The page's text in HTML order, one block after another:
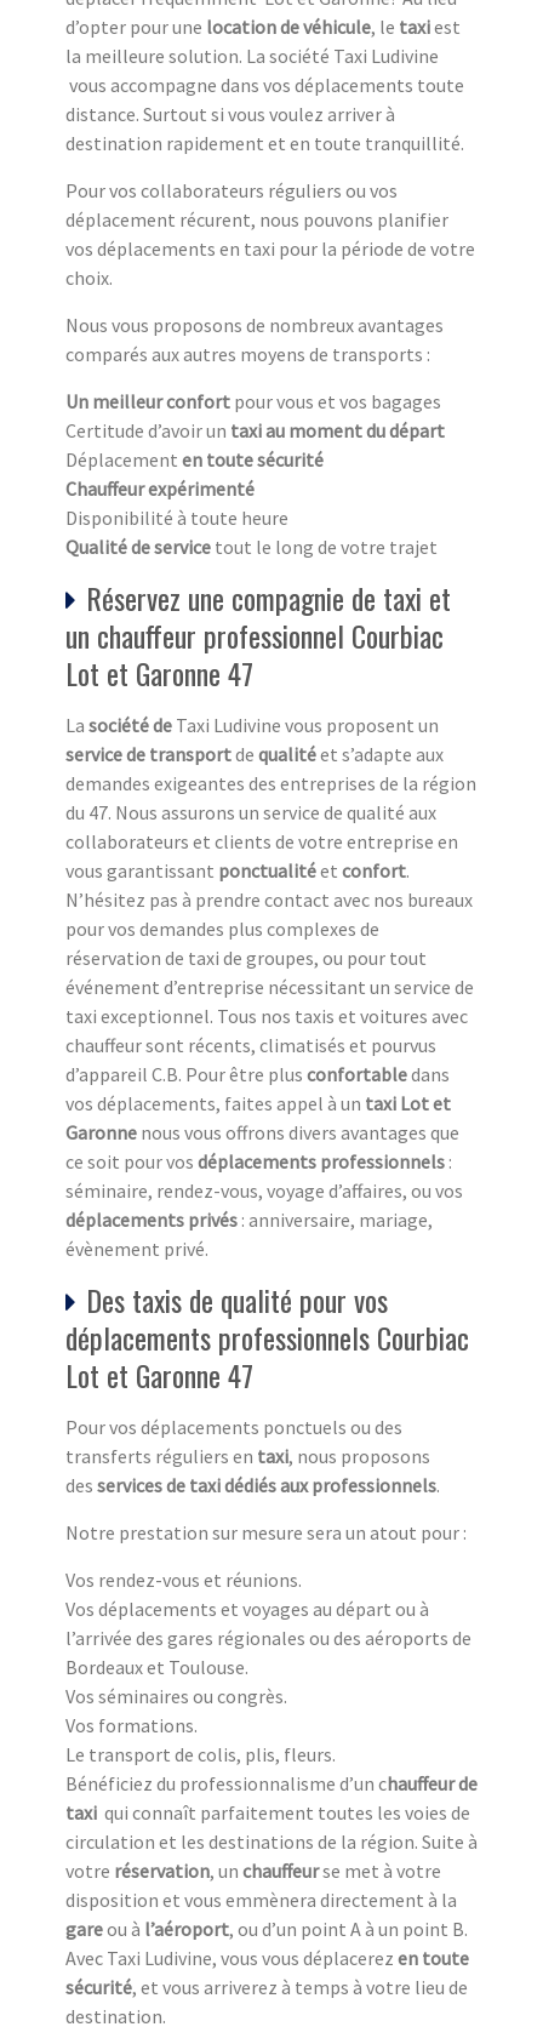
d’opter pour une location de véhicule, le taxiest
la meilleure solution. La société Taxi Ludivine
vous accompagne dans vos déplacements toute
distance. Surtout si vous voulez arriver à
destination rapidement et en toute tranquillité.
Pour vos collaborateurs réguliers ou vos
déplacement récurent, nous pouvons planifier
vos déplacements en taxi pour la période de votre
choix.
Nous vous proposons de nombreux avantages
comparés aux autres moyens de transports :
Un meilleur confort pour vous et vos bagages
Certitude d’avoir un taxi au moment du départ
Déplacement en toute sécurité
Chauffeur expérimenté
Disponibilité à toute heure
Qualité de service tout le long de votre trajet
Réservez une compagnie de taxi et
un chauffeur professionnel Courbiac
Lot et Garonne 47
La société de Taxi Ludivine vous proposent un
service de transportde qualitéet s’adapte aux
demandes exigeantes des entreprises de la région
du 47. Nous assurons un service de qualité aux
collaborateurs et clients de votre entreprise en
vous garantissant ponctualitéet confort.
N’hésitez pas à prendre contact avec nos bureaux
pour vos demandes plus complexes de
réservation de taxi de groupes, ou pour tout
événement d’entreprise nécessitant un service de
taxi exceptionnel. Tous nos taxis et voitures avec
chauffeur sont récents, climatisés et pourvus
d’appareil C.B. Pour être plus confortabledans
vos déplacements, faites appel à un taxi Lot et
Garonne nous vous offrons divers avantages que
ce soit pour vos déplacements professionnels :
séminaire, rendez-vous, voyage d’affaires, ou vos
déplacements privés : anniversaire, mariage,
évènement privé.
Des taxis de qualité pour vos
déplacements professionnels Courbiac
Lot et Garonne 47
Pour vos déplacements ponctuels ou des
transferts réguliers en taxi, nous proposons
des services de taxi dédiés aux professionnels.
Notre prestation sur mesure sera un atout pour :
Vos rendez-vous et réunions.
Vos déplacements et voyages au départ ou à
l’arrivée des gares régionales ou des aéroports de
Bordeaux et Toulouse.
Vos séminaires ou congrès.
Vos formations.
Le transport de colis, plis, fleurs.
Bénéficiez du professionnalisme d’un chauffeur de
taxi qui connaît parfaitement toutes les voies de
circulation et les destinations de la région. Suite à
votre réservation, un chauffeurse met à votre
disposition et vous emmènera directement à la
gareou à l’aéroport, ou d’un point A à un point B.
Avec Taxi Ludivine, vous vous déplacerez en toute
sécurité, et vous arriverez à temps à votre lieu de
destination.